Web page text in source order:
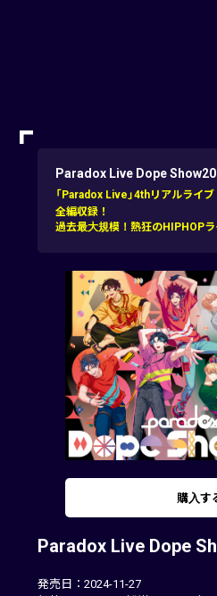
Paradox Live Dope
「Paradox Live」4thリアルライ
全編収録！
過去最大規模！熱狂のHIPHOPラ
購入す
Paradox Live Dope
発売日：2024-11-27